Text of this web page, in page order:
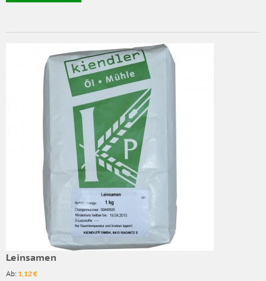
Leinsamen
Ab: 1,12 €